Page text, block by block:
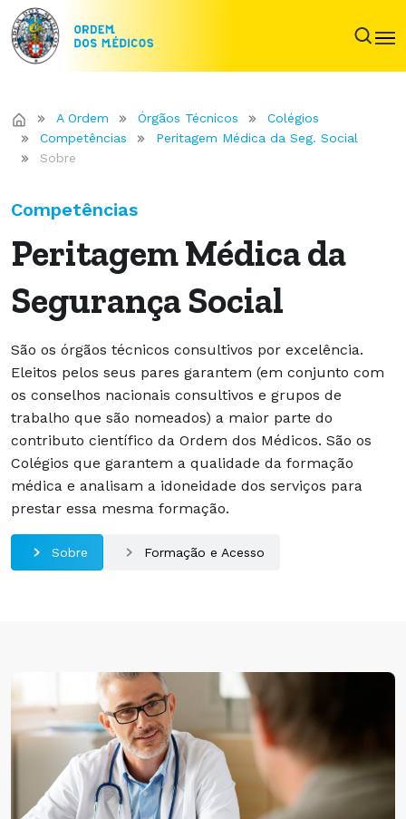
A Ordem Órgãos Técnicos
Colégios
Competências
Peritagem Médica da Seg. Social
Sobre
Competências
Peritagem Médica da
Segurança Social
São os órgãos técnicos consultivos por excelência.
Eleitos pelos seus pares garantem (em conjunto com
os conselhos nacionais consultivos e grupos de
trabalho que são nomeados) a maior parte do
contributo científico da Ordem dos Médicos. São os
Colégios que garantem a qualidade da formação
médica e analisam a idoneidade dos serviços para
prestar essa mesma formação.
Sobre Formação e Acesso